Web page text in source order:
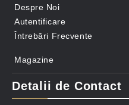
Despre Noi
Autentificare
Întrebări Frecvente
Magazine
Detalii de Contact